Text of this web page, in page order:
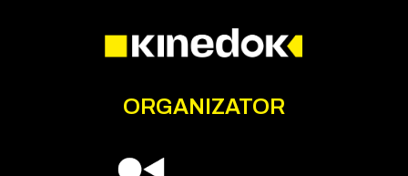
ORGANIZATOR